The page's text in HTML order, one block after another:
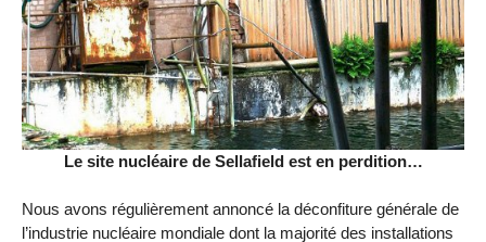
Le site nucléaire de Sellafield est en perdition…
Nous avons régulièrement annoncé la déconfiture générale de
l’industrie nucléaire mondiale dont la majorité des installations